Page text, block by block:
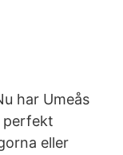
har Umeås
perfekt
eller